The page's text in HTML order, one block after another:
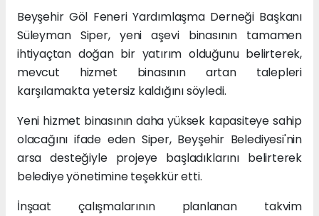
Beyşehir Göl Feneri Yardımlaşma Derneği Başkanı
Süleyman Siper, yeni aşevi binasının tamamen
ihtiyaçtan doğan bir yatırım olduğunu belirterek,
mevcut hizmet binasının artan talepleri
karşılamakta yetersiz kaldığını söyledi.
Yeni hizmet binasının daha yüksek kapasiteye sahip
olacağını ifade eden Siper, Beyşehir Belediyesi'nin
arsa desteğiyle projeye başladıklarını belirterek
belediye yönetimine teşekkür etti.
İnşaat çalışmalarının planlanan takvim